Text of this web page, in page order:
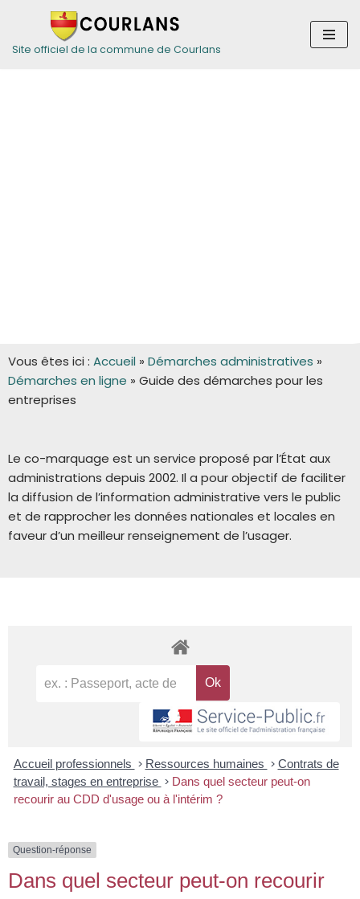
Aller
Site officiel de la commune de Courlans
Vous êtes ici : Accueil » Démarches administratives »
Démarches en ligne » Guide des démarches pour les
entreprises
Le co-marquage est un service proposé par l’État aux
administrations depuis 2002. Il a pour objectif de faciliter
la diffusion de l’information administrative vers le public
et de rapprocher les données nationales et locales en
faveur d’un meilleur renseignement de l’usager.
Accueil professionnels > Ressources humaines > Contrats de
travail, stages en entreprise > Dans quel secteur peut-on
recourir au CDD d'usage ou à l'intérim ?
Question-réponse
Dans quel secteur peut-on recourir